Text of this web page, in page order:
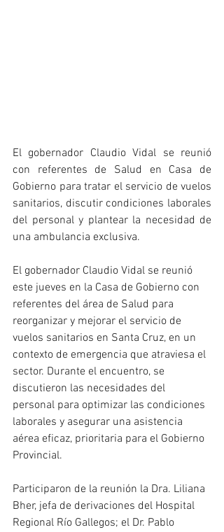
El gobernador Claudio Vidal se reunió
con referentes de Salud en Casa de
Gobierno para tratar el servicio de vuelos
sanitarios, discutir condiciones laborales
del personal y plantear la necesidad de
una ambulancia exclusiva.
El gobernador Claudio Vidal se reunió
este jueves en la Casa de Gobierno con
referentes del área de Salud para
reorganizar y mejorar el servicio de
vuelos sanitarios en Santa Cruz, en un
contexto de emergencia que atraviesa el
sector. Durante el encuentro, se
discutieron las necesidades del
personal para optimizar las condiciones
laborales y asegurar una asistencia
aérea eficaz, prioritaria para el Gobierno
Provincial.
Participaron de la reunión la Dra. Liliana
Bher, jefa de derivaciones del Hospital
Regional Río Gallegos; el Dr. Pablo